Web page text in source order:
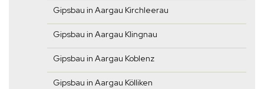
Gipsbau in Aargau Kirchleerau
Gipsbau in Aargau Klingnau
Gipsbau in Aargau Koblenz
Gipsbau in Aargau Kölliken